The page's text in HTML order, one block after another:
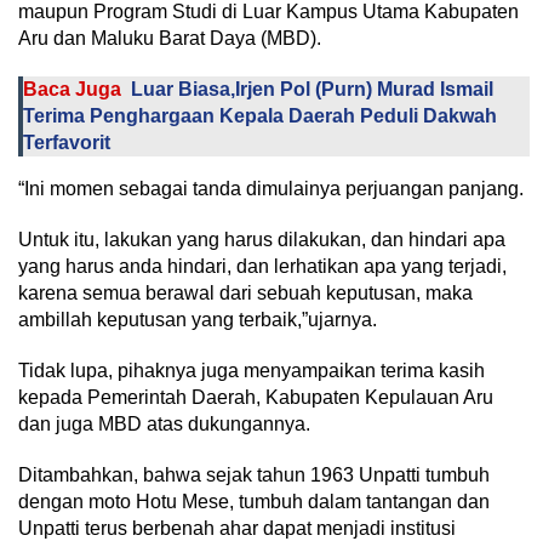
maupun Program Studi di Luar Kampus Utama Kabupaten
Aru dan Maluku Barat Daya (MBD).
Baca Juga
Luar Biasa,Irjen Pol (Purn) Murad Ismail
Terima Penghargaan Kepala Daerah Peduli Dakwah
Terfavorit
“Ini momen sebagai tanda dimulainya perjuangan panjang.
Untuk itu, lakukan yang harus dilakukan, dan hindari apa
yang harus anda hindari, dan lerhatikan apa yang terjadi,
karena semua berawal dari sebuah keputusan, maka
ambillah keputusan yang terbaik,”ujarnya.
Tidak lupa, pihaknya juga menyampaikan terima kasih
kepada Pemerintah Daerah, Kabupaten Kepulauan Aru
dan juga MBD atas dukungannya.
Ditambahkan, bahwa sejak tahun 1963 Unpatti tumbuh
dengan moto Hotu Mese, tumbuh dalam tantangan dan
Unpatti terus berbenah ahar dapat menjadi institusi